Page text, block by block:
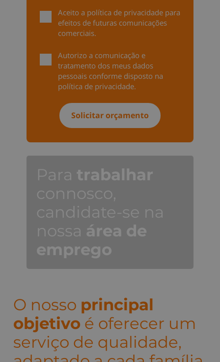
Aceito a política de privacidade para
efeitos de futuras comunicações
comerciais.
Autorizo a comunicação e
tratamento dos meus dados
pessoais conforme disposto na
política de privacidade.
Para trabalhar
connosco,
candidate-se na
nossa área de
emprego
O nosso principal
objetivo é oferecer um
serviço de qualidade,